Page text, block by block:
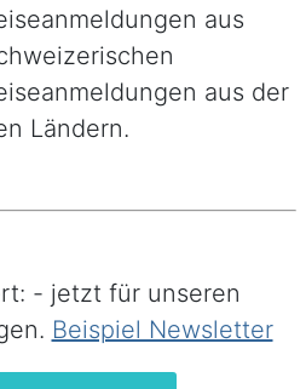
aus
aus der
Ländern.
- jetzt für unseren
Beispiel Newsletter